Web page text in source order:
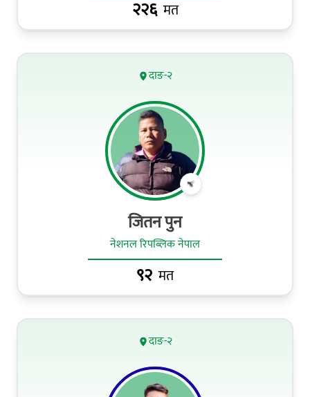
२२६ मत
दाङ-२
जितन पुन
नेशनल रिपब्लिक नेपाल
९२ मत
दाङ-२